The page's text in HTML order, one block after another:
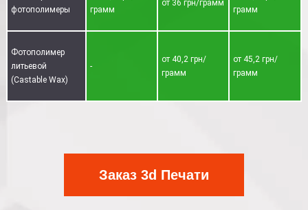
фотополимеры
грамм
от 36 грн/грамм
грамм
Фотополимер
литьевой
(Castable Wax)
-
от 40,2 грн/
грамм
от 45,2 грн/
грамм
Заказ 3d Печати